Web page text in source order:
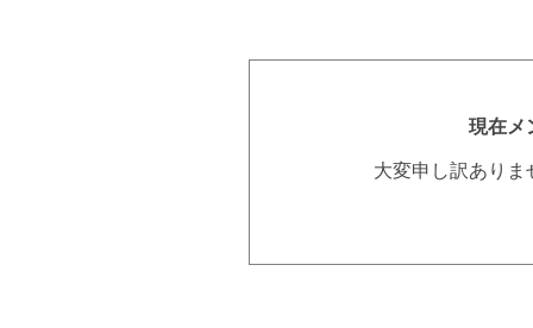
現在メ
大変申し訳あり